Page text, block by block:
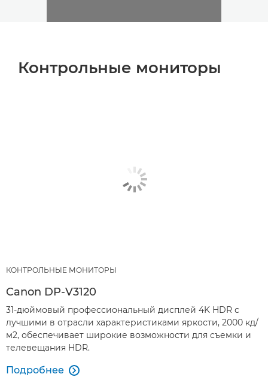
Контрольные мониторы
КОНТРОЛЬНЫЕ МОНИТОРЫ
Canon DP-V3120
31-дюймовый профессиональный дисплей 4K HDR с
лучшими в отрасли характеристиками яркости, 2000 кд/
м2, обеспечивает широкие возможности для съемки и
телевещания HDR.
Подробнее 